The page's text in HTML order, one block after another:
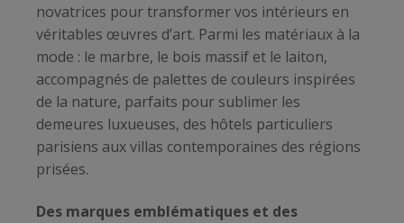
novatrices pour transformer vos intérieurs en
véritables œuvres d’art. Parmi les matériaux à la
mode : le marbre, le bois massif et le laiton,
accompagnés de palettes de couleurs inspirées
de la nature, parfaits pour sublimer les
demeures luxueuses, des hôtels particuliers
parisiens aux villas contemporaines des régions
prisées.
Des marques emblématiques et des